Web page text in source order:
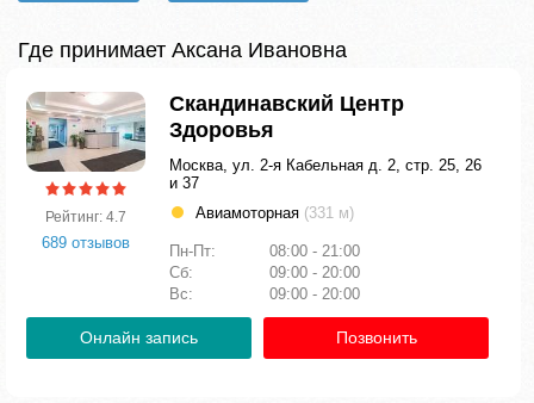
Где принимает Аксана Ивановна
Рейтинг: 4.7
689 отзывов
Скандинавский Центр
Здоровья
Москва, ул. 2-я Кабельная д. 2, стр. 25, 26
и 37
Авиамоторная (331 м)
Пн-Пт:
08:00 - 21:00
Сб:
09:00 - 20:00
Вс:
09:00 - 20:00
Онлайн запись Позвонить